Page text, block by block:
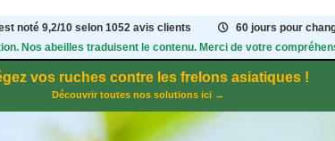
noté 9,2/10 selon 1052avis clients 60 jours pour
Nos abeilles traduisent le contenu. Merci de votre
vos ruches contre les frelons asiatiques !
Découvrir toutes nos solutions ici →